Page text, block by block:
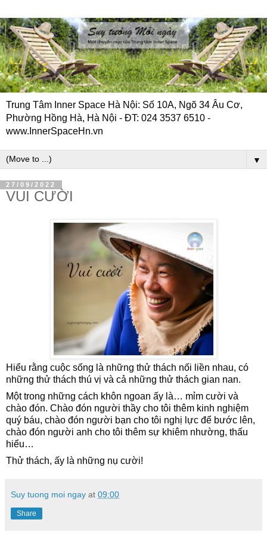
Trung Tâm Inner Space Hà Nội: Số 10A, Ngõ 34 Âu Cơ,
Phường Hồng Hà, Hà Nội - ĐT: 024 3537 6510 -
www.InnerSpaceHn.vn
▼
27/09/2022
VUI CƯỜI
Hiểu rằng cuộc sống là những thử thách nối liền nhau, có
những thử thách thú vị và cả những thử thách gian nan.
Một trong những cách khôn ngoan ấy là… mỉm cười và
chào đón. Chào đón người thầy cho tôi thêm kinh nghiệm
quý báu, chào đón người bạn cho tôi nghị lực để bước lên,
chào đón người anh cho tôi thêm sự khiêm nhường, thấu
hiểu…
Thử thách, ấy là những nụ cười!
Suy tuong moi ngay at 09:00
Share